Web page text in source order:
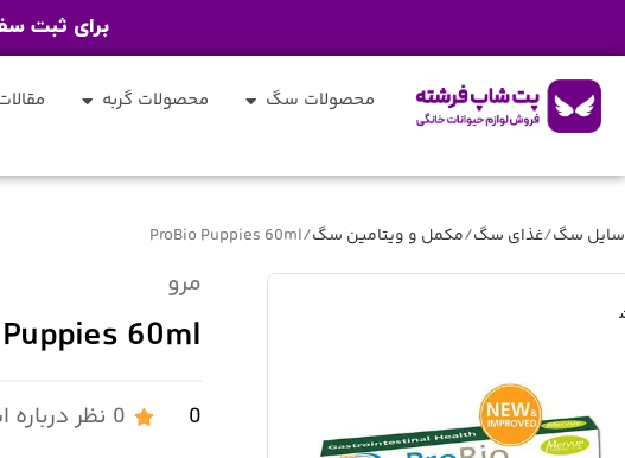
برای ثبت
محصولات سگ محصولات گربه
سگ غذای سگ مکمل و ویتامین سگ ProBio Puppies 60ml
مرو
60ml
0 0 نظر درباره این محصول